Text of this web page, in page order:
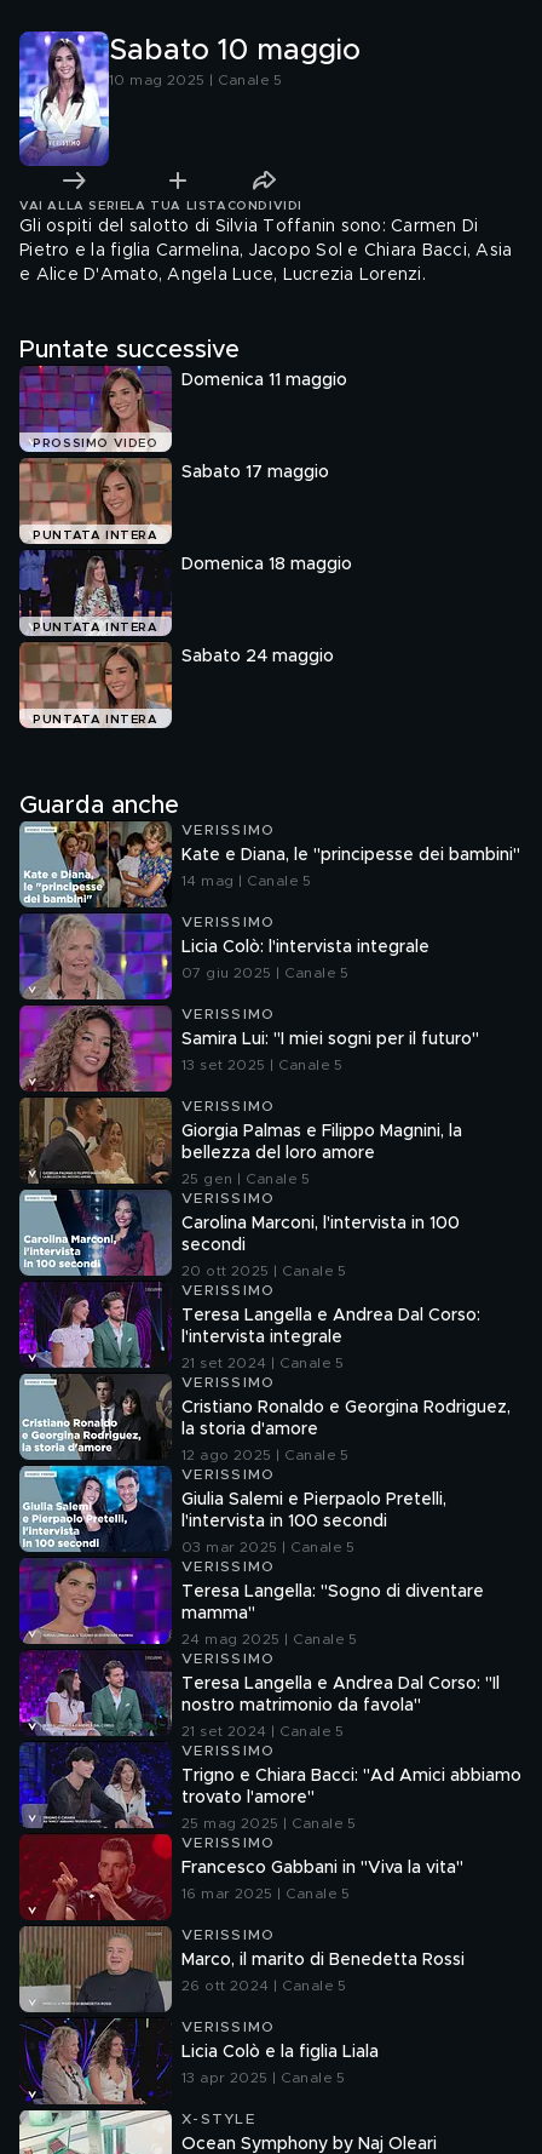
Sabato 10 maggio
10 mag 2025 | Canale 5
VAI ALLA SERIE LA TUA LISTA CONDIVIDI
Gli ospiti del salotto di Silvia Toffanin sono: Carmen Di
Pietro e la figlia Carmelina, Jacopo Sol e Chiara Bacci, Asia
e Alice D'Amato, Angela Luce, Lucrezia Lorenzi.
Puntate successive
PROSSIMO VIDEO
Domenica 11 maggio
PUNTATA INTERA
Sabato 17 maggio
PUNTATA INTERA
Domenica 18 maggio
PUNTATA INTERA
Sabato 24 maggio
Guarda anche
VERISSIMO
Kate e Diana, le "principesse dei bambini"
14 mag | Canale 5
VERISSIMO
Licia Colò: l'intervista integrale
07 giu 2025 | Canale 5
VERISSIMO
Samira Lui: "I miei sogni per il futuro"
13 set 2025 | Canale 5
VERISSIMO
Giorgia Palmas e Filippo Magnini, la
bellezza del loro amore
25 gen | Canale 5
VERISSIMO
Carolina Marconi, l'intervista in 100
secondi
20 ott 2025 | Canale 5
VERISSIMO
Teresa Langella e Andrea Dal Corso:
l'intervista integrale
21 set 2024 | Canale 5
VERISSIMO
Cristiano Ronaldo e Georgina Rodriguez,
la storia d'amore
12 ago 2025 | Canale 5
VERISSIMO
Giulia Salemi e Pierpaolo Pretelli,
l'intervista in 100 secondi
03 mar 2025 | Canale 5
VERISSIMO
Teresa Langella: "Sogno di diventare
mamma"
24 mag 2025 | Canale 5
VERISSIMO
Teresa Langella e Andrea Dal Corso: "Il
nostro matrimonio da favola"
21 set 2024 | Canale 5
VERISSIMO
Trigno e Chiara Bacci: "Ad Amici abbiamo
trovato l'amore"
25 mag 2025 | Canale 5
VERISSIMO
Francesco Gabbani in "Viva la vita"
16 mar 2025 | Canale 5
VERISSIMO
Marco, il marito di Benedetta Rossi
26 ott 2024 | Canale 5
VERISSIMO
Licia Colò e la figlia Liala
13 apr 2025 | Canale 5
X-STYLE
Ocean Symphony by Naj Oleari